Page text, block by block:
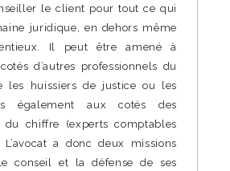
le client pour tout ce qui
juridique, en dehors même
Il peut être amené à
d’autres professionnels du
les huissiers de justice ou les
également aux cotés des
du chiffre (experts comptables
a donc deux missions
conseil et la défense de ses